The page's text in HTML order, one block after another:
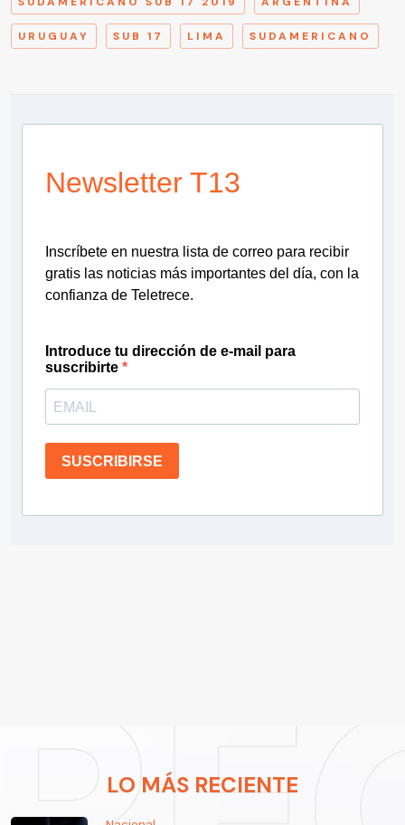
URUGUAY SUB 17 LIMA SUDAMERICANO
Newsletter T13
Inscríbete en nuestra lista de correo para recibir
gratis las noticias más importantes del día, con la
confianza de Teletrece.
Introduce tu dirección de e-mail para
suscribirte
SUSCRIBIRSE
LO MÁS RECIENTE